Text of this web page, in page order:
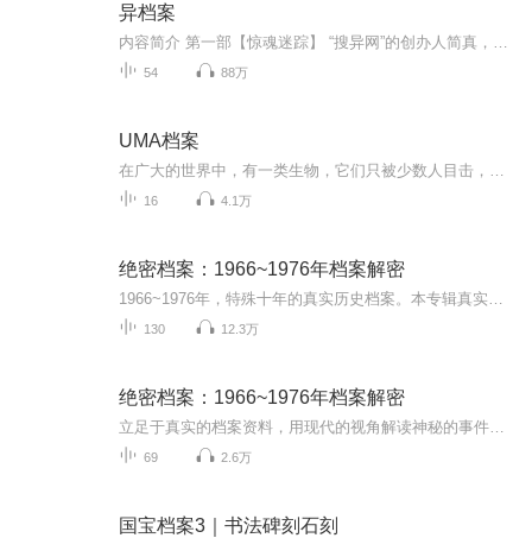
异档案
54 88万
UMA档案
16 4.1万
绝密档案：1966~1976年档案解密
130 12.3万
绝密档案：1966~1976年档案解密
69 2.6万
国宝档案3｜书法碑刻石刻